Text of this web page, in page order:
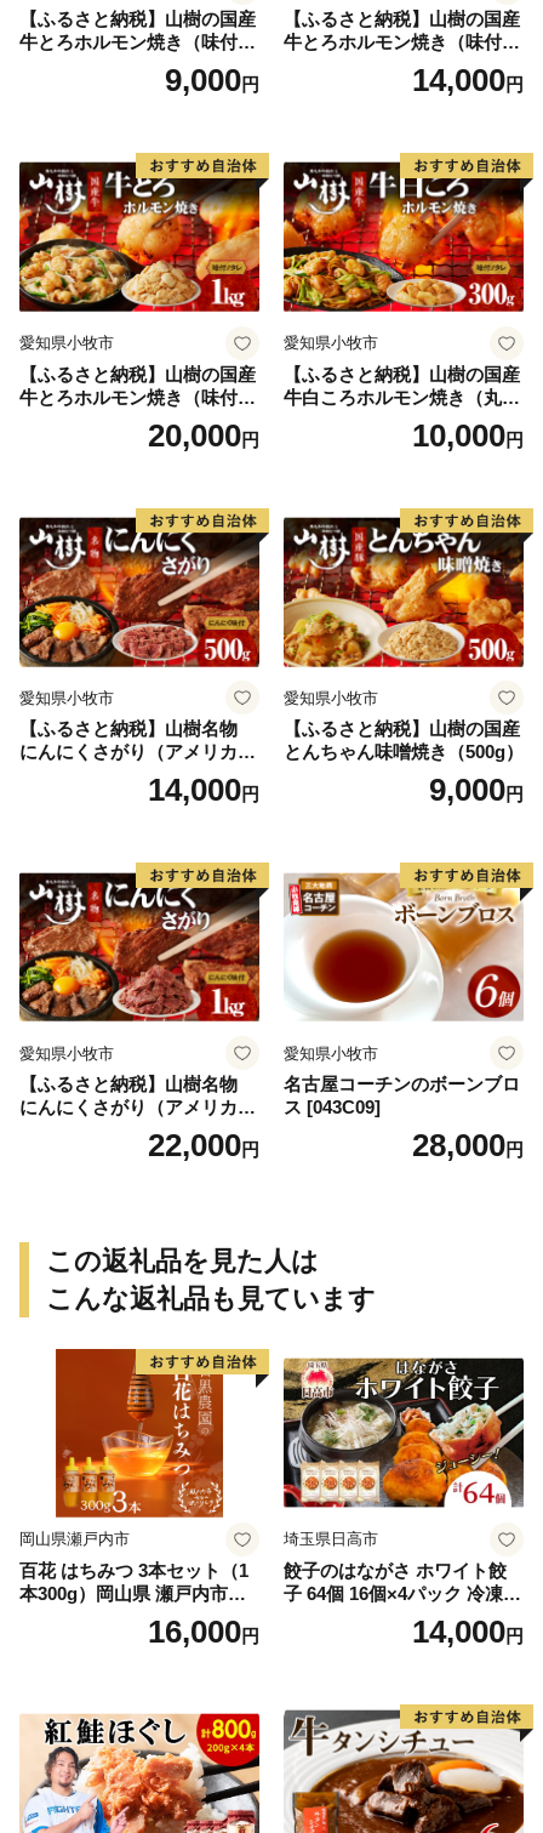
【ふるさと納税】山樹の国産
牛とろホルモン焼き（味付/
9,000円
【ふるさと納税】山樹の国産
牛とろホルモン焼き（味付/
タレ） 600g ホルモン 肉
牛肉 山樹 国産牛 とろホルモ
タレ にんにく バーベキュー
BBQ 炒め物 ホルモン丼 野菜
炒め 焼きうどん 下処理済み
愛知県 小牧市 冷凍 送料無料
14,000円
愛知県小牧市
【ふるさと納税】山樹の国産
牛とろホルモン焼き（味付
20,000円
愛知県小牧市
【ふるさと納税】山樹の国産
牛白ころホルモン焼き（丸
腸）味付 300g 肉 牛肉 山
樹 国産牛 白ころホルモン焼
ベキュー 炒め物 ホルモン丼
野菜炒め 焼きうどん 下処理
済み 愛知県 小牧市 送料無料
10,000円
愛知県小牧市
【ふるさと納税】山樹名物
にんにくさがり（アメリカ産
14,000円
愛知県小牧市
【ふるさと納税】山樹の国産
とんちゃん味噌焼き（500g）
9,000円
愛知県小牧市
【ふるさと納税】山樹名物
にんにくさがり（アメリカ産
22,000円
愛知県小牧市
名古屋コーチンのボーンブロ
ス [043C09]
28,000円
この返礼品を見た人は
こんな返礼品も見ています
岡山県瀬戸内市
百花 はちみつ 3本セット（1
本300g）岡山県 瀬戸内市産
石黒農園 ヨーグルト パン 砂
糖の代わり 香り高い いい香
16,000円
埼玉県日高市
餃子のはながさ ホワイト餃
子 64個 16個×4パック 冷凍
中華 点心 B級グルメ ご当地
野菜 おつまみ おかず 簡単調
ー ギフト お取り寄せ 日高市
14,000円